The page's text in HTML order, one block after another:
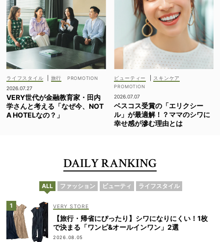
ライフスタイル
旅行
2026.07.27
VERY世代が金融教育家・田内
学さんと考える「なぜ今、NOT
A HOTELなの？」
ビューティー スキンケア
2026.07.07
ベスコス受賞の「エリクシー
ル」が最適解！？ママのシワに
幸せ感が滲む理由とは
DAILY RANKING
ALL ファッション ビューティ ライフスタイル
VERY STORE
【旅行・帰省にぴったり】シワになりにくい！1枚
で決まる「ワンピ&オールインワン」2選
2026.08.05